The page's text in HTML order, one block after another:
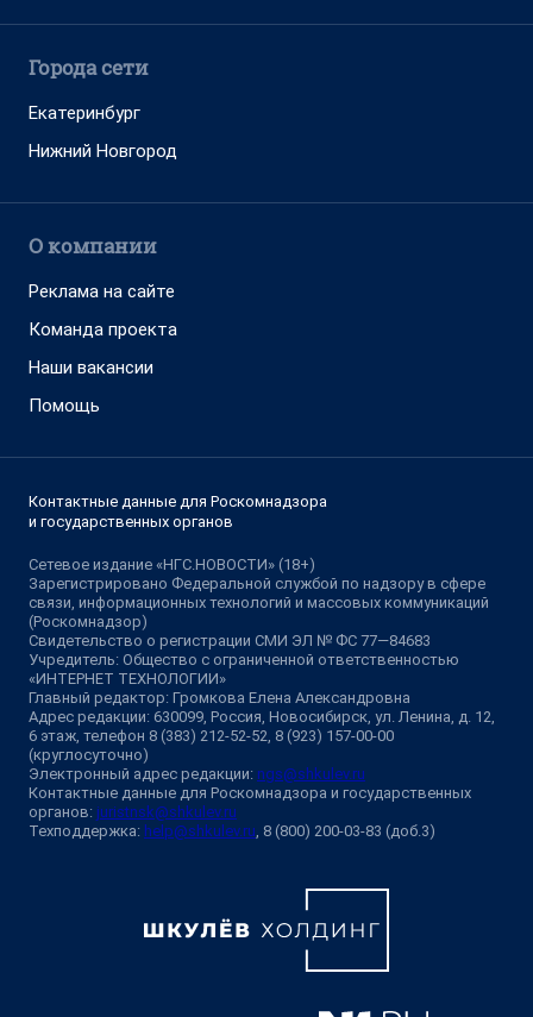
Города сети
Екатеринбург
Нижний Новгород
О компании
Реклама на сайте
Команда проекта
Наши вакансии
Помощь
Контактные данные для Роскомнадзора
и государственных органов
Сетевое издание «НГС.НОВОСТИ» (18+)
Зарегистрировано Федеральной службой по надзору в сфере
связи, информационных технологий и массовых коммуникаций
(Роскомнадзор)
Свидетельство о регистрации СМИ ЭЛ № ФС 77—84683
Учредитель: Общество с ограниченной ответственностью
«ИНТЕРНЕТ ТЕХНОЛОГИИ»
Главный редактор: Громкова Елена Александровна
Адрес редакции: 630099, Россия, Новосибирск, ул. Ленина, д. 12,
6 этаж, телефон 8 (383) 212-52-52, 8 (923) 157-00-00
(круглосуточно)
Электронный адрес редакции: ngs@shkulev.ru
Контактные данные для Роскомнадзора и государственных
органов: juristnsk@shkulev.ru
Техподдержка: help@shkulev.ru, 8 (800) 200-03-83 (доб.3)